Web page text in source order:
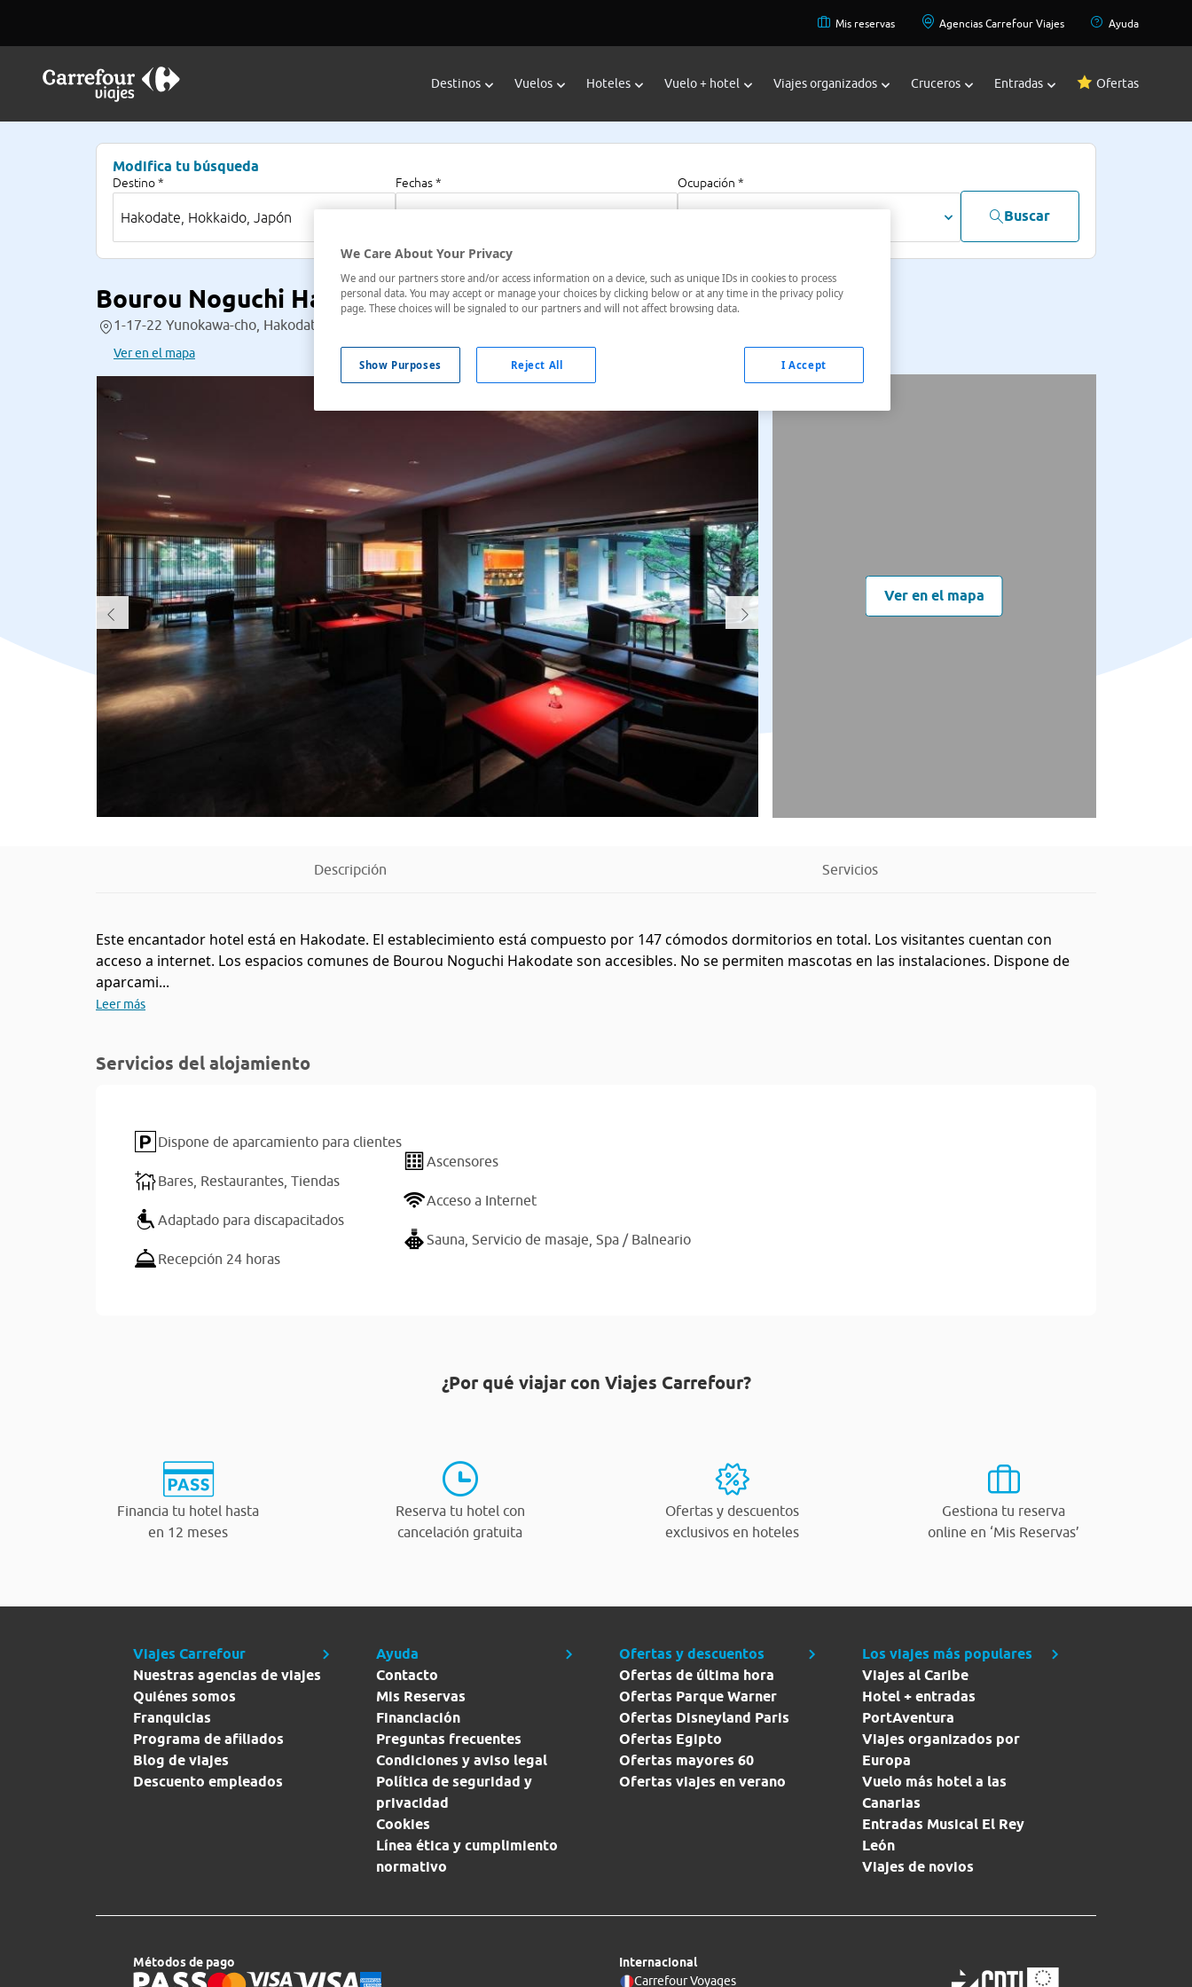
Mis reservas Agencias Carrefour Viajes Ayuda
Destinos Vuelos Hoteles Vuelo + hotel Viajes organizados Cruceros Entradas Ofertas
Modifica tu búsqueda
Destino * Fechas * Ocupación *
Buscar
Bourou Noguchi Hakodate
1-17-22 Yunokawa-cho, Hakodate-shi, Hokkaido, , Hakodate, Hokkaido, Japón
Ver en el mapa
Ver en el mapa
Descripción Servicios
Este encantador hotel está en Hakodate. El establecimiento está compuesto por 147 cómodos dormitorios en total. Los visitantes cuentan con
acceso a internet. Los espacios comunes de Bourou Noguchi Hakodate son accesibles. No se permiten mascotas en las instalaciones. Dispone de
aparcami...
Leer más
Servicios del alojamiento
Dispone de aparcamiento para clientes
Bares, Restaurantes, Tiendas
Adaptado para discapacitados
Recepción 24 horas
Ascensores
Acceso a Internet
Sauna, Servicio de masaje, Spa / Balneario
¿Por qué viajar con Viajes Carrefour?
Financia tu hotel hasta
en 12 meses
Reserva tu hotel con
cancelación gratuita
Ofertas y descuentos
exclusivos en hoteles
Gestiona tu reserva
online en ‘Mis Reservas’
Viajes Carrefour
Nuestras agencias de viajes
Quiénes somos
Franquicias
Programa de afiliados
Blog de viajes
Descuento empleados
Ayuda
Contacto
Mis Reservas
Financiación
Preguntas frecuentes
Condiciones y aviso legal
Política de seguridad y
privacidad
Cookies
Línea ética y cumplimiento
normativo
Ofertas y descuentos
Ofertas de última hora
Ofertas Parque Warner
Ofertas Disneyland Paris
Ofertas Egipto
Ofertas mayores 60
Ofertas viajes en verano
Los viajes más populares
Viajes al Caribe
Hotel + entradas
PortAventura
Viajes organizados por
Europa
Vuelo más hotel a las
Canarias
Entradas Musical El Rey
León
Viajes de novios
Métodos de pago
Internacional
Carrefour Voyages
We Care About Your Privacy
We and our partners store and/or access information on a device, such as unique IDs in cookies to process
personal data. You may accept or manage your choices by clicking below or at any time in the privacy policy
page. These choices will be signaled to our partners and will not affect browsing data.
Show Purposes Reject All I Accept